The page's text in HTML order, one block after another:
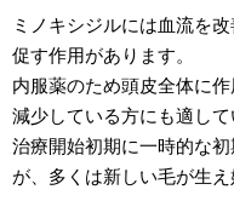
ミノキシジルには血流を
促す作用があります。
内服薬のため頭皮全体に
減少している方にも適して
治療開始初期に一時的な
が、多くは新しい毛が生